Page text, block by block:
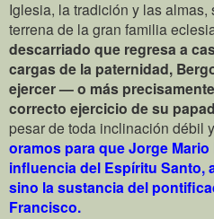
Iglesia, la tradición y las
terrena de la gran familia
descarriado que regresa a
cargas de la paternidad,
ejercer — o más
correcto ejercicio de su
pesar de toda inclinación débil
oramos para que Jorge
influencia del Espíritu Santo,
sino la sustancia del
Francisco.